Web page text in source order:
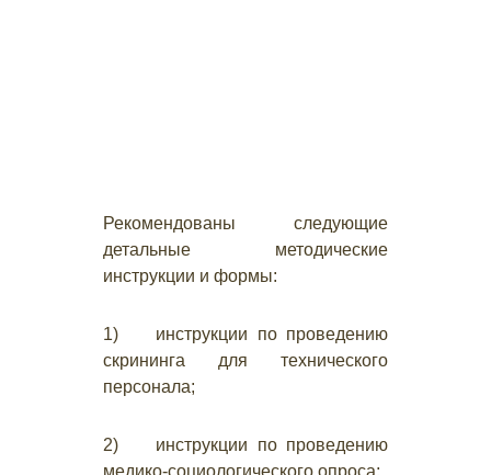
Рекомендованы следующие
детальные методические
инструкции и формы:
1) инструкции по проведению
скрининга для технического
персонала;
2) инструкции по проведению
медико-социологического опроса;